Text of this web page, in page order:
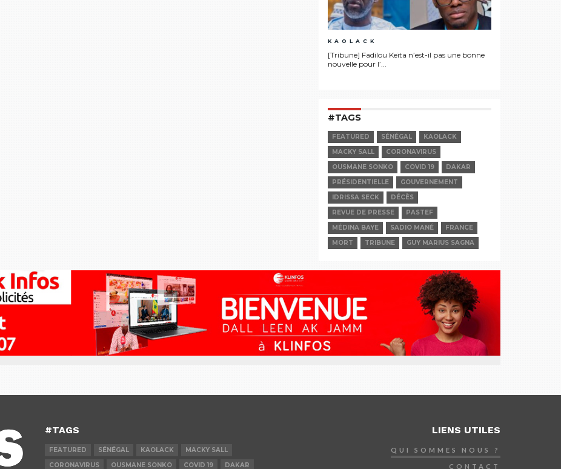
KAOLACK
[Tribune] Fadilou Keïta n’est-il pas une bonne
nouvelle pour l’...
#TAGS
FEATURED SÉNÉGAL
KAOLACK
MACKY SALL
CORONAVIRUS
OUSMANE SONKO
COVID 19
DAKAR
PRÉSIDENTIELLE
GOUVERNEMENT
IDRISSA SECK
DÉCÈS
REVUE DE PRESSE
PASTEF
MÉDINA BAYE
SADIO MANÉ
FRANCE
MORT
TRIBUNE GUY MARIUS SAGNA
#TAGS
FEATURED SÉNÉGAL KAOLACK
MACKY SALL
CORONAVIRUS
OUSMANE SONKO COVID 19 DAKAR
LIENS UTILES
QUI SOMMES NOUS ?
CONTACT